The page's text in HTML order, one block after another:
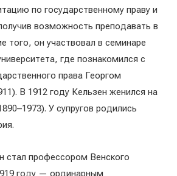
по государственному праву и
возможность преподавать в
того, он участвовал в семинаре
где познакомился с
права Георгом
В 1912 году Кельзен женился на
У супругов родились
стал профессором Венского
году — ординарным